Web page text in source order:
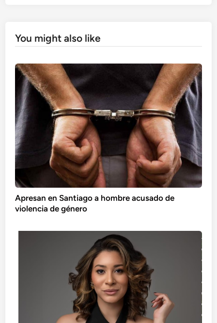
You might also like
Apresan en Santiago a hombre acusado de
violencia de género